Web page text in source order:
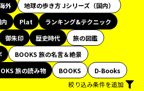
外
地球の歩き方 Jシリーズ（国内）
Plat
ランキング&テクニック
御朱印 歴史時代
旅の図鑑
BOOKS 旅の名言＆絶景
旅の読み物 BOOKS
D-Books
絞り込み条件を追加